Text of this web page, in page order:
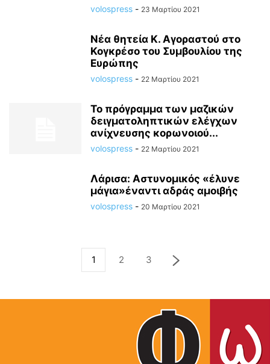
volospress - 23 Μαρτίου 2021
Νέα θητεία Κ. Αγοραστού στο
Κογκρέσο του Συμβουλίου της
Ευρώπης
volospress - 22 Μαρτίου 2021
Το πρόγραμμα των μαζικών
δειγματοληπτικών ελέγχων
ανίχνευσης κορωνοιού...
volospress - 22 Μαρτίου 2021
Λάρισα: Αστυνομικός «έλυνε
μάγια»έναντι αδράς αμοιβής
volospress - 20 Μαρτίου 2021
1 2 3